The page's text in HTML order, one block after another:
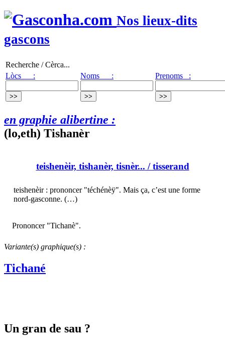
Nos lieux-dits
gascons
Recherche / Cèrca...
Lòcs :
Noms : Prenoms :
en graphie alibertine :
(lo,eth) Tishanèr
teishenèir, tishanèr, tisnèr... / tisserand
teishenèir : prononcer "téchénèÿ". Mais ça, c’est une forme
nord-gasconne. (…)
Prononcer "Tichanè".
Variante(s) graphique(s) :
Tichané
Un gran de sau ?